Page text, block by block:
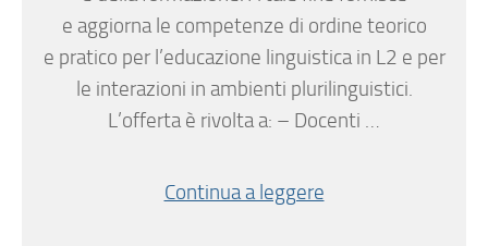
e aggiorna le competenze di ordine teorico
e pratico per l’educazione linguistica in L2 e per
le interazioni in ambienti plurilinguistici.
L’offerta è rivolta a: – Docenti …
Continua a leggere